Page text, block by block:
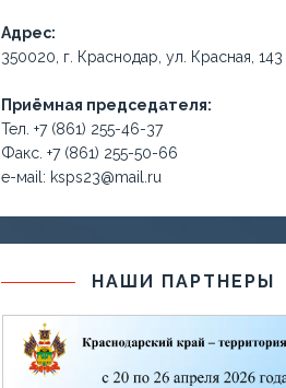
Адрес:
350020, г. Краснодар, ул. Красная, 143
Приёмная председателя:
Тел. +7 (861) 255-46-37
Факс. +7 (861) 255-50-66
е-маil: ksps23@mail.ru
НАШИ ПАРТНЕРЫ